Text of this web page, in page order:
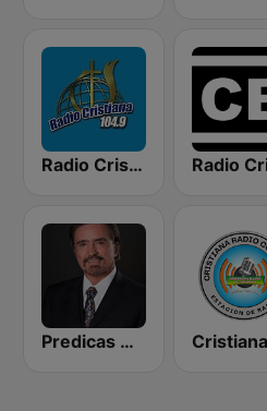
Radio Cristiana 104.9 FM
Predicas Armando Alducin